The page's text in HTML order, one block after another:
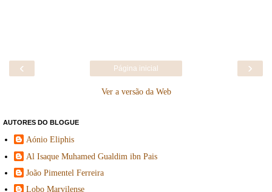
‹ ›
Página inicial
Ver a versão da Web
AUTORES DO BLOGUE
Aónio Eliphis
Al Isaque Muhamed Gualdim ibn Pais
João Pimentel Ferreira
Lobo Marvilense